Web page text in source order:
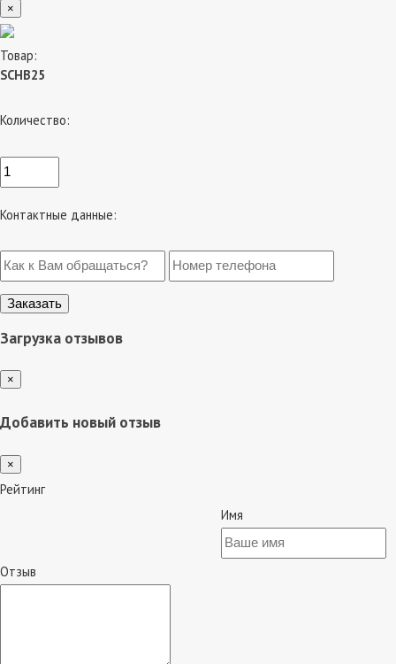
×
Товар:
SCHB25
Количество:
Контактные данные:
Загрузка отзывов
×
Добавить новый отзыв
×
Рейтинг
Имя
Отзыв